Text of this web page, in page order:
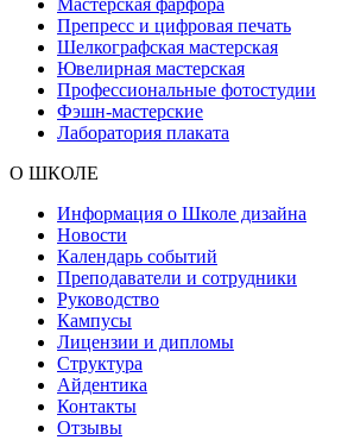
Мастерская фарфора
Препресс и цифровая печать
Шелкографская мастерская
Ювелирная мастерская
Профессиональные фотостудии
Фэшн-мастерские
Лаборатория плаката
О ШКОЛЕ
Информация о Школе дизайна
Новости
Календарь событий
Преподаватели и сотрудники
Руководство
Кампусы
Лицензии и дипломы
Структура
Айдентика
Контакты
Отзывы